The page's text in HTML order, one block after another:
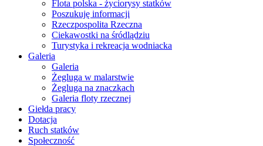
Flota polska - życiorysy statków
Poszukuję informacji
Rzeczpospolita Rzeczna
Ciekawostki na śródlądziu
Turystyka i rekreacja wodniacka
Galeria
Galeria
Żegluga w malarstwie
Żegluga na znaczkach
Galeria floty rzecznej
Giełda pracy
Dotacja
Ruch statków
Społeczność